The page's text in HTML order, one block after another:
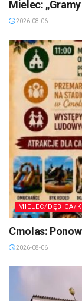
Mielec:
2026-08-06
MIELEC/DĘBICA/
Cmolas:
2026-08-06